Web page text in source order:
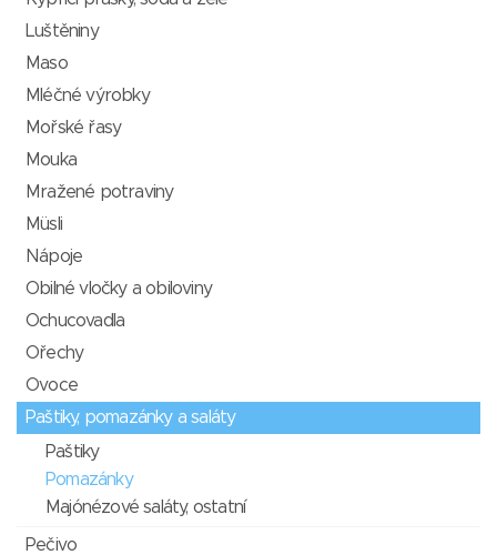
Luštěniny
Maso
Mléčné výrobky
Mořské řasy
Mouka
Mražené potraviny
Müsli
Nápoje
Obilné vločky a obiloviny
Ochucovadla
Ořechy
Ovoce
Paštiky, pomazánky a saláty
Paštiky
Pomazánky
Majónézové saláty, ostatní
Pečivo